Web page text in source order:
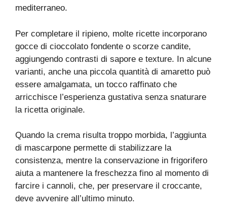
mediterraneo.
Per completare il ripieno, molte ricette incorporano
gocce di cioccolato fondente o scorze candite,
aggiungendo contrasti di sapore e texture. In alcune
varianti, anche una piccola quantità di amaretto può
essere amalgamata, un tocco raffinato che
arricchisce l’esperienza gustativa senza snaturare
la ricetta originale.
Quando la crema risulta troppo morbida, l’aggiunta
di mascarpone permette di stabilizzare la
consistenza, mentre la conservazione in frigorifero
aiuta a mantenere la freschezza fino al momento di
farcire i cannoli, che, per preservare il croccante,
deve avvenire all’ultimo minuto.